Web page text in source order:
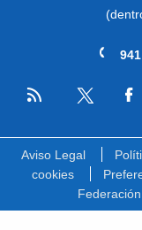
RSS
Aviso Legal
cookies